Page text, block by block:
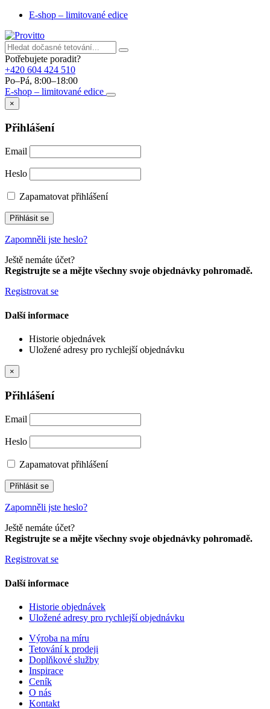
E-shop – limitované edice
Potřebujete poradit?
+420 604 424 510
Po–Pá, 8:00–18:00
E-shop – limitované edice
×
Přihlášení
Email
Heslo
Zapamatovat přihlášení
Přihlásit se
Zapomněli jste heslo?
Ještě nemáte účet?
Registrujte se a mějte všechny svoje objednávky pohromadě.
Registrovat se
Další informace
Historie objednávek
Uložené adresy pro rychlejší objednávku
×
Přihlášení
Email
Heslo
Zapamatovat přihlášení
Přihlásit se
Zapomněli jste heslo?
Ještě nemáte účet?
Registrujte se a mějte všechny svoje objednávky pohromadě.
Registrovat se
Další informace
Historie objednávek
Uložené adresy pro rychlejší objednávku
Výroba na míru
Tetování k prodeji
Doplňkové služby
Inspirace
Ceník
O nás
Kontakt